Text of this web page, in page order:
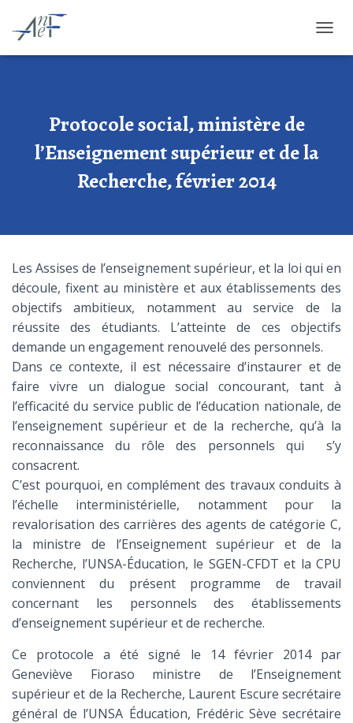
Protocole social, ministère de
l’Enseignement supérieur et de la
Recherche, février 2014
Les Assises de l’enseignement supérieur, et la loi qui en
découle, fixent au ministère et aux établissements des
objectifs ambitieux, notamment au service de la
réussite des étudiants. L’atteinte de ces objectifs
demande un engagement renouvelé des personnels.
Dans ce contexte, il est nécessaire d’instaurer et de
faire vivre un dialogue social concourant, tant à
l’efficacité du service public de l’éducation nationale, de
l’enseignement supérieur et de la recherche, qu’à la
reconnaissance du rôle des personnels qui s’y
consacrent.
C’est pourquoi, en complément des travaux conduits à
l’échelle interministérielle, notamment pour la
revalorisation des carrières des agents de catégorie C,
la ministre de l’Enseignement supérieur et de la
Recherche, l’UNSA-Éducation, le SGEN-CFDT et la CPU
conviennent du présent programme de travail
concernant les personnels des établissements
d’enseignement supérieur et de recherche.
Ce protocole a été signé le 14 février 2014 par
Geneviève Fioraso ministre de l’Enseignement
supérieur et de la Recherche, Laurent Escure secrétaire
général de l’UNSA Éducation, Frédéric Sève secrétaire